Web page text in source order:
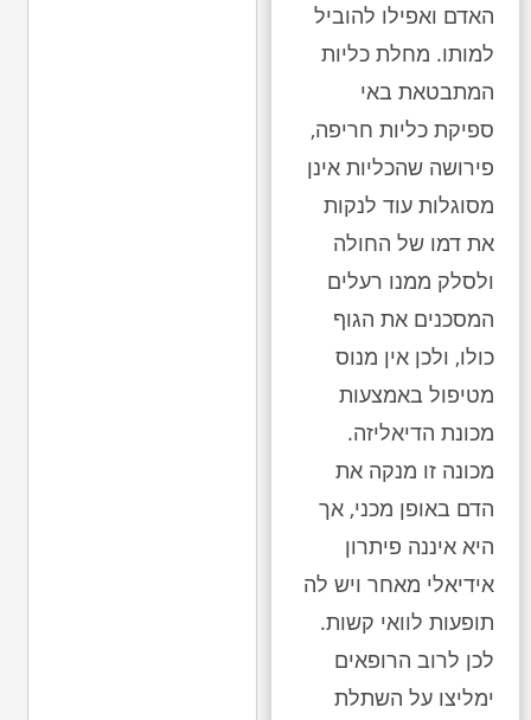
האדם ואפילו להוביל
למותו. מחלת כליות
המתבטאת באי
ספיקת כליות חריפה,
פירושה שהכליות אינן
מסוגלות עוד לנקות
את דמו של החולה
ולסלק ממנו רעלים
המסכנים את הגוף
כולו, ולכן אין מנוס
מטיפול באמצעות
מכונת הדיאליזה.
מכונה זו מנקה את
הדם באופן מכני, אך
היא איננה פיתרון
אידיאלי מאחר ויש לה
תופעות לוואי קשות.
לכן לרוב הרופאים
ימליצו על השתלת